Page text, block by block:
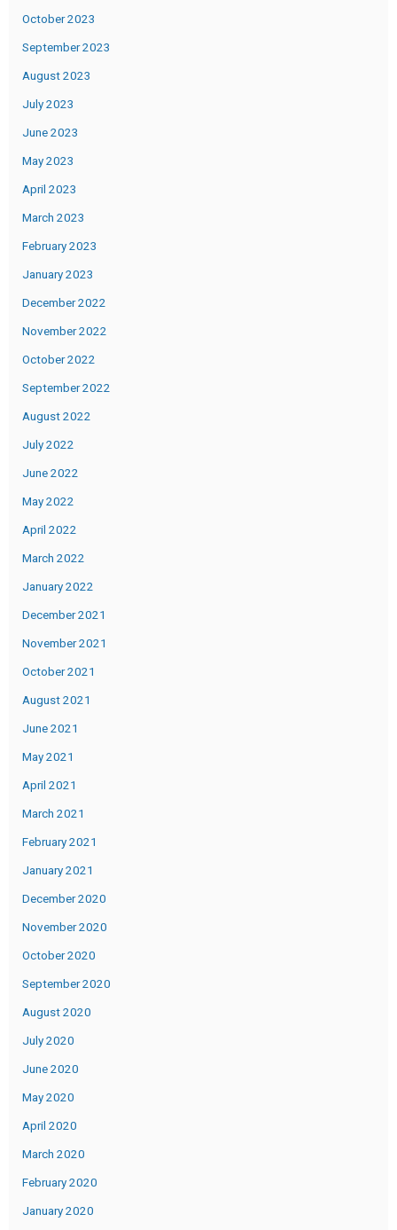
October 2023
September 2023
August 2023
July 2023
June 2023
May 2023
April 2023
March 2023
February 2023
January 2023
December 2022
November 2022
October 2022
September 2022
August 2022
July 2022
June 2022
May 2022
April 2022
March 2022
January 2022
December 2021
November 2021
October 2021
August 2021
June 2021
May 2021
April 2021
March 2021
February 2021
January 2021
December 2020
November 2020
October 2020
September 2020
August 2020
July 2020
June 2020
May 2020
April 2020
March 2020
February 2020
January 2020